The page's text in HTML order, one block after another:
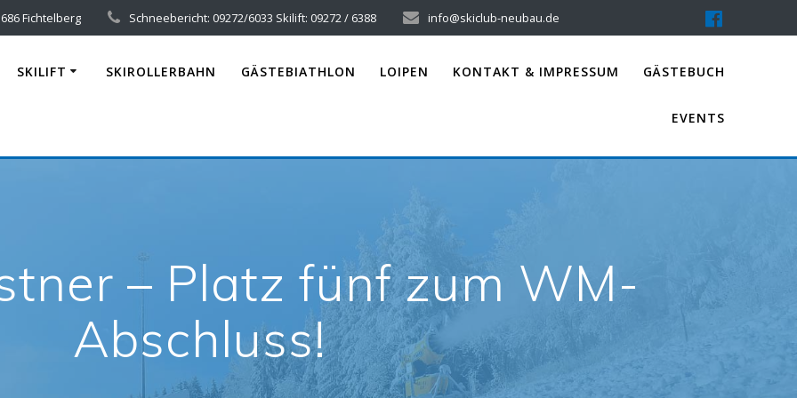
Fichtelberg Schneebericht: 09272/6033 Skilift: 09272 / 6388 info@skiclub-neubau.de
SKILIFT SKIROLLERBAHN GÄSTEBIATHLON LOIPEN KONTAKT & IMPRESSUM GÄSTEBUCH
EVENTS
– Platz fünf zum WM-
Abschluss!